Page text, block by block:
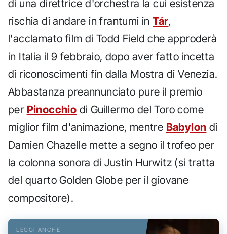
di una direttrice d'orchestra la cui esistenza
rischia di andare in frantumi inTár,
l'acclamato film di Todd Field che approderà
in Italia il 9 febbraio, dopo aver fatto incetta
di riconoscimenti fin dalla Mostra di Venezia.
Abbastanza preannunciato pure il premio
per Pinocchio di Guillermo del Toro come
miglior film d'animazione, mentre Babylon di
Damien Chazelle mette a segno il trofeo per
la colonna sonora di Justin Hurwitz (si tratta
del quarto Golden Globe per il giovane
compositore).